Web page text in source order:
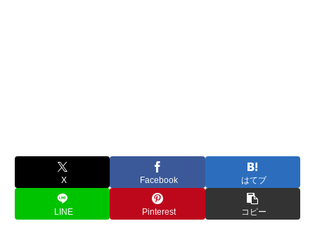
X Facebook はてブ
LINE Pinterest コピー